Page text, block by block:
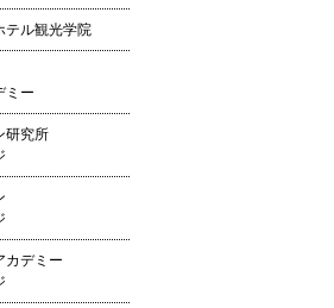
テル観光学院
ミー
研究所
カデミー